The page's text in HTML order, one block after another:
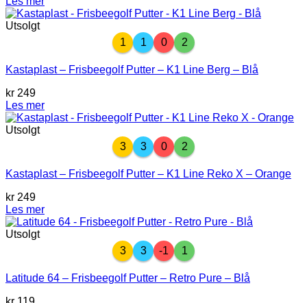
Utsolgt
1
1 0 2
Kastaplast – Frisbeegolf Putter – K1 Line Berg – Blå
kr 249
Les mer
Utsolgt
3
3 0 2
Kastaplast – Frisbeegolf Putter – K1 Line Reko X – Orange
kr 249
Les mer
Utsolgt
3
3 -1 1
Latitude 64 – Frisbeegolf Putter – Retro Pure – Blå